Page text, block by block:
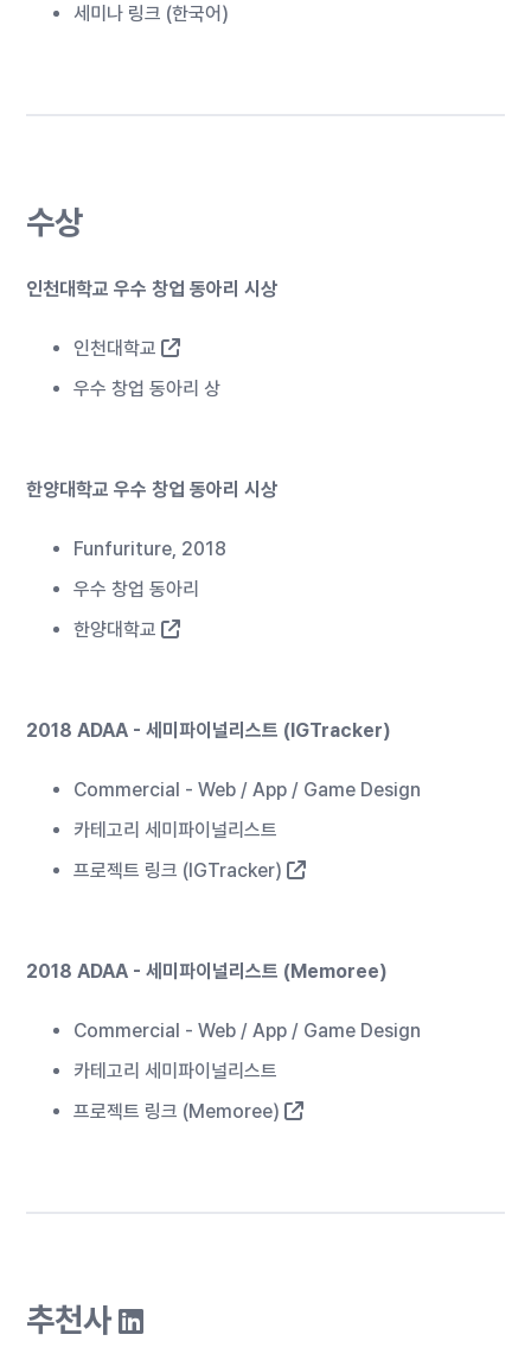
세미나 링크 (한국어)
수상
인천대학교 우수 창업 동아리 시상
인천대학교
우수 창업 동아리 상
한양대학교 우수 창업 동아리 시상
Funfuriture, 2018
우수 창업 동아리
한양대학교
2018 ADAA - 세미파이널리스트 (IGTracker)
Commercial - Web / App / Game Design
카테고리 세미파이널리스트
프로젝트 링크 (IGTracker)
2018 ADAA - 세미파이널리스트 (Memoree)
Commercial - Web / App / Game Design
카테고리 세미파이널리스트
프로젝트 링크 (Memoree)
추천사